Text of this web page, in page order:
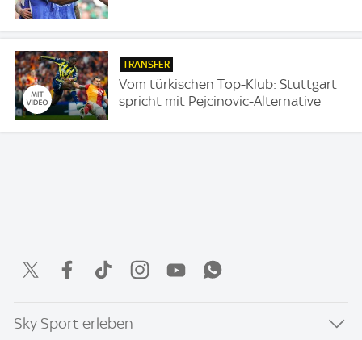
TRANSFER
Vom türkischen Top-Klub: Stuttgart
spricht mit Pejcinovic-Alternative
Sky Sport erleben